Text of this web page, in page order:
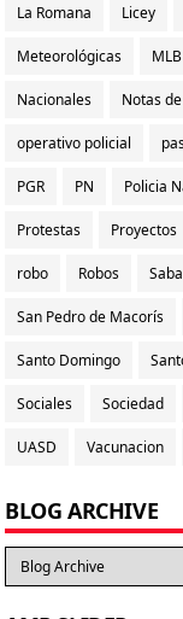
La Romana Licey
Meteorológicas MLB
Nacionales Notas
operativo policial
PGR PN Policia
Protestas Proyectos
robo Robos
San Pedro de Macorís
Santo Domingo
Sociales Sociedad
UASD Vacunacion
BLOG ARCHIVE